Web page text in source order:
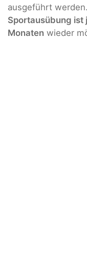
ausgeführt
Sportausübung
Monaten wieder